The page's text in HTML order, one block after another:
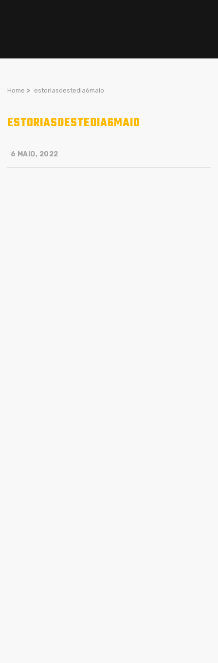
Home > estoriasdestedia6maio
ESTORIASDESTEDIA6MAIO
6 MAIO, 2022